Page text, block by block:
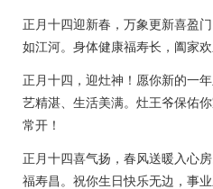
正月十四迎新春，万象更新喜盈
如江河。身体健康福寿长，阖家欢
正月十四，迎灶神！愿你新的一
艺精湛、生活美满。灶王爷保佑
常开！
正月十四喜气扬，春风送暖入心
福寿昌。祝你生日快乐无边，事业